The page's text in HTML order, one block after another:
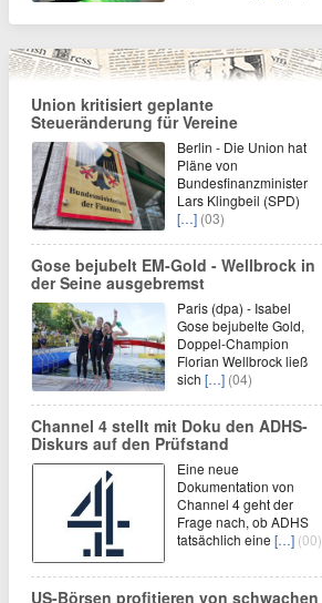
Union kritisiert geplante
Steueränderung für Vereine
Berlin - Die Union hat
Pläne von
Bundesfinanzminister
Lars Klingbeil (SPD)
[…] (03)
Gose bejubelt EM-Gold - Wellbrock in
der Seine ausgebremst
Paris (dpa) - Isabel
Gose bejubelte Gold,
Doppel-Champion
Florian Wellbrock ließ
sich […] (04)
Channel 4 stellt mit Doku den ADHS-
Diskurs auf den Prüfstand
Eine neue
Dokumentation von
Channel 4 geht der
Frage nach, ob ADHS
tatsächlich eine […] (00)
US-Börsen profitieren von schwachen